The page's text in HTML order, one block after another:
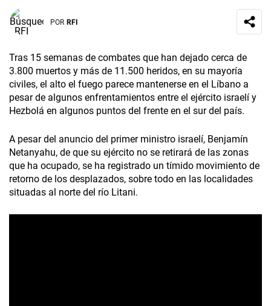
POR RFI
Tras 15 semanas de combates que han dejado cerca de
3.800 muertos y más de 11.500 heridos, en su mayoría
civiles, el alto el fuego parece mantenerse en el Líbano a
pesar de algunos enfrentamientos entre el ejército israelí y
Hezbolá en algunos puntos del frente en el sur del país.
A pesar del anuncio del primer ministro israelí, Benjamín
Netanyahu, de que su ejército no se retirará de las zonas
que ha ocupado, se ha registrado un tímido movimiento de
retorno de los desplazados, sobre todo en las localidades
situadas al norte del río Litani.